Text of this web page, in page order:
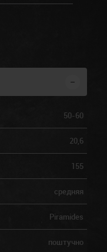
50-60
20,6
155
средняя
Piramides
поштучно